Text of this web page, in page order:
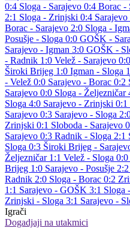
0:4 Sloga - Sarajevo 0:4 Borac -
2:1 Sloga - Zrinjski 0:4
Borac - Sarajevo 2:0 Sloga -
Posušje - Sloga 0:0 GOŠK -
Sarajevo - Igman 3:0 GOŠK -
- Radnik 1:0 Velež - Sarajevo 0:0
Široki Brijeg 1:0 Igman - Sloga
- Velež 0:0 Sarajevo - Borac 0:2
Sarajevo 0:0 Sloga - Željezničar
Sloga 4:0 Sarajevo - Zrinjski 0:1
Sarajevo 0:3 Sarajevo - Sloga
Zrinjski 0:1 Sloboda - Sarajevo
Sarajevo 0:3 Radnik - Sloga 2:1
Sloga 0:3 Široki Brijeg -
Željezničar 1:1 Velež - Sloga 0:0
Brijeg 1:0 Sarajevo - Posušje 2:2
Radnik 2:0 Sloga - Borac 0:2
1:1 Sarajevo - GOŠK 3:1 Sloga
Zrinjski - Sloga 3:1 Sarajevo -
Igrači
Dogadjaji na utakmici